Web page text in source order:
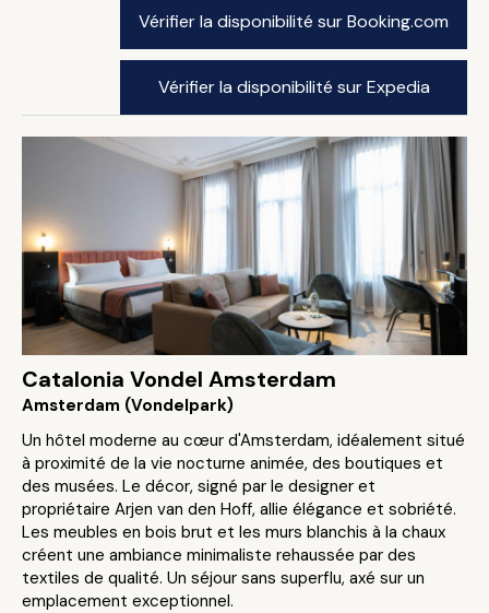
Vérifier la disponibilité sur Booking.com
Vérifier la disponibilité sur Expedia
Catalonia Vondel Amsterdam
Amsterdam (Vondelpark)
Un hôtel moderne au cœur d'Amsterdam, idéalement situé
à proximité de la vie nocturne animée, des boutiques et
des musées. Le décor, signé par le designer et
propriétaire Arjen van den Hoff, allie élégance et sobriété.
Les meubles en bois brut et les murs blanchis à la chaux
créent une ambiance minimaliste rehaussée par des
textiles de qualité. Un séjour sans superflu, axé sur un
emplacement exceptionnel.